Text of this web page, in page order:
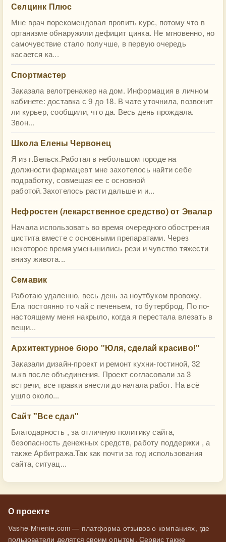
Селцинк Плюс
Мне врач порекомендовал пропить курс, потому что в
организме обнаружили дефицит цинка. Не мгновенно, но
самочувствие стало получше, в первую очередь
касается ка...
Спортмастер
Заказала велотренажер на дом. Информация в личном
кабинете: доставка с 9 до 18. В чате уточнила, позвонит
ли курьер, сообщили, что да. Весь день прождала.
Звон...
Школа Елены Червонец
Я из г.Вельск.Работая в небольшом городе на
должности фармацевт мне захотелось найти себе
подработку, совмещая ее с основной
работой.Захотелось расти дальше и и...
Нефростен (лекарственное средство) от Эвалар
Начала использовать во время очередного обострения
цистита вместе с основными препаратами. Через
некоторое время уменьшились рези и чувство тяжести
внизу живота...
Семавик
Работаю удаленно, весь день за ноутбуком провожу.
Ела постоянно то чай с печеньем, то бутерброд. По по-
настоящему меня накрыло, когда я перестала влезать в
вещи...
​Архитектурное бюро "Юля, сделай красиво!"
Заказали дизайн-проект и ремонт кухни-гостиной, 32
м.кв после объединения. Проект согласовали за 3
встречи, все правки внесли до начала работ. На всё
ушло около...
Сайт "Все сдал"
Благодарность , за отличную политику сайта,
безопасность денежных средств, работу поддержки , а
также Арбитража.Так как почти за год использования
сайта, ситуац...
О проекте
Vashe-Mnenie.com — платформа отзывов о компаниях, где
пользователи делятся своим опытом. Сервис также